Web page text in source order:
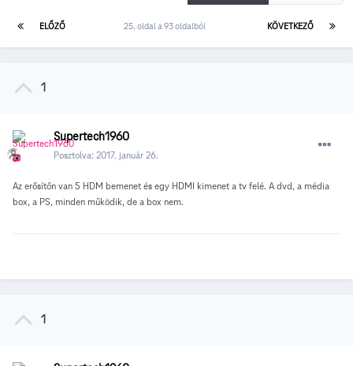
ELŐZŐ KÖVETKEZŐ
25. oldal a 93 oldalból
1
Supertech1960
Posztolva: 2017. január 26.
Az erősítőn van 5 HDM bemenet és egy HDMI kimenet a tv felé. A dvd, a média
box, a PS, minden működik, de a box nem.
1